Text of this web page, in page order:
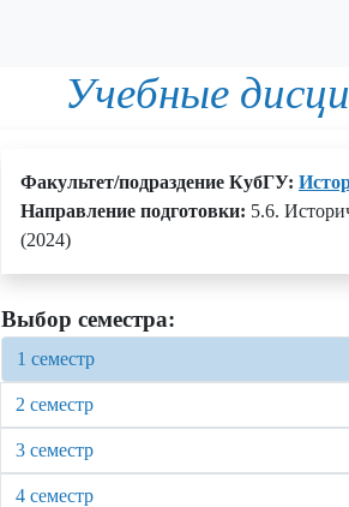
Учебные
Факультет/подраздение КубГУ:
Направление подготовки: 5.6.
(2024)
Выбор семестра:
1 семестр
2 семестр
3 семестр
4 семестр